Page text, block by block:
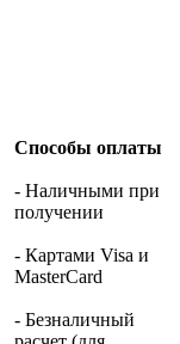
Способы оплаты
- Наличными при
получении
- Картами Visa и
MasterCard
- Безналичный